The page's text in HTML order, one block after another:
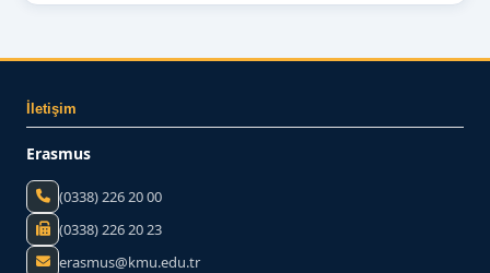
İletişim
Erasmus
(0338) 226 20 00
(0338) 226 20 23
erasmus@kmu.edu.tr